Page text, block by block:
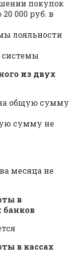
покупок
000 руб. в
лояльности
системы
из двух
общую сумму
сумму не
месяца не
в
банков
в кассах